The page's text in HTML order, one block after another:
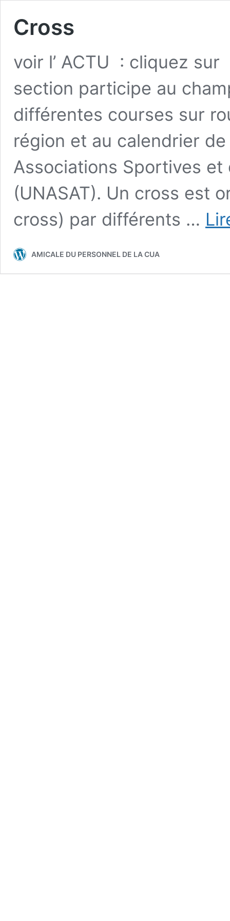
Cross
voir l’ ACTU : cliquez sur
section participe au
différentes courses sur
région et au calendrier de
Associations Sportives
(UNASAT). Un cross est
cross) par différents …
AMICALE DU PERSONNEL DE LA CUA